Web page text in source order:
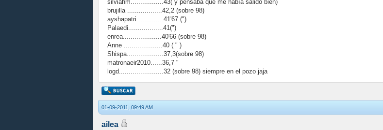
silviahm.................43( y pensaba que me había salido bien)
brujilla ..................42,2 (sobre 98)
ayshapatri..............41'67 (")
Palaedi..................41(")
enrea....................40'66 (sobre 98)
Anne ....................40 ( " )
Shispa...................37,3(sobre 98)
matronaeir2010......36,7 "
logd.......................32 (sobre 98) siempre en el pozo jaja
01-09-2011, 09:49 AM
ailea